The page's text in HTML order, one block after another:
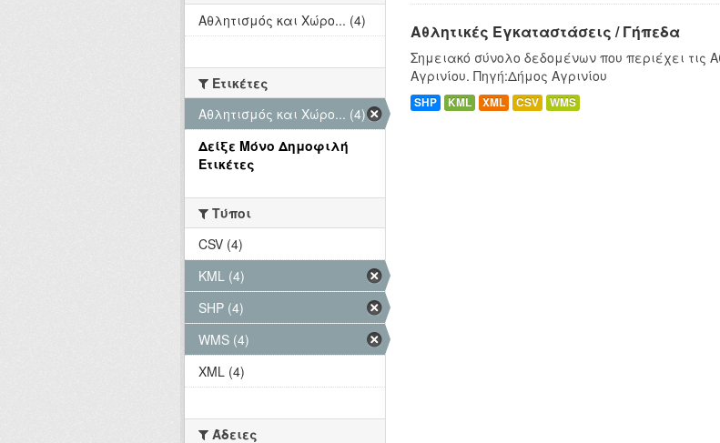
Αθλητικές Εγκαταστάσεις / Γήπεδα
Σημειακό σύνολο δεδομένων που περιέχει τις
Αγρινίου. Πηγή:Δήμος Αγρινίου
SHP KML XML CSV WMS
Αθλητισμός και Χώρο... (4)
Ετικέτες
Αθλητισμός και Χώρο... (4)
Δείξε Μόνο Δημοφιλή
Ετικέτες
Τύποι
CSV (4)
KML (4)
SHP (4)
WMS (4)
XML (4)
Άδειες